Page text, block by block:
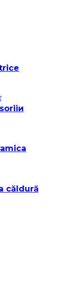
căldură